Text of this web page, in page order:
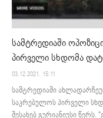
სამტრედიაში
პირველი სხდომა
03.12.2021. 15:11
სამტრედიაში
საკრებულოს პირველი
შესახებ გურიანიუსი